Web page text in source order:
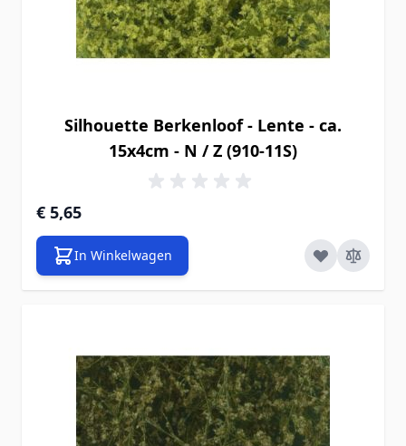
Silhouette Berkenloof - Lente - ca.
15x4cm - N / Z (910-11S)
€ 5,65
In Winkelwagen